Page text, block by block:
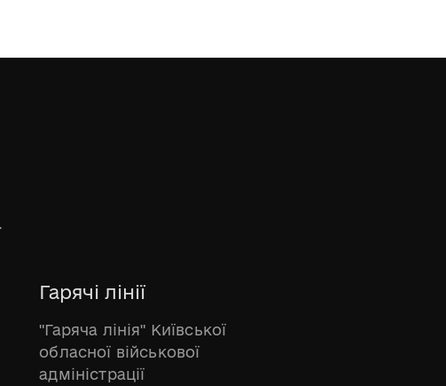
Гарячі лінії
"Гаряча лінія" Київської
обласної військової
адміністрації